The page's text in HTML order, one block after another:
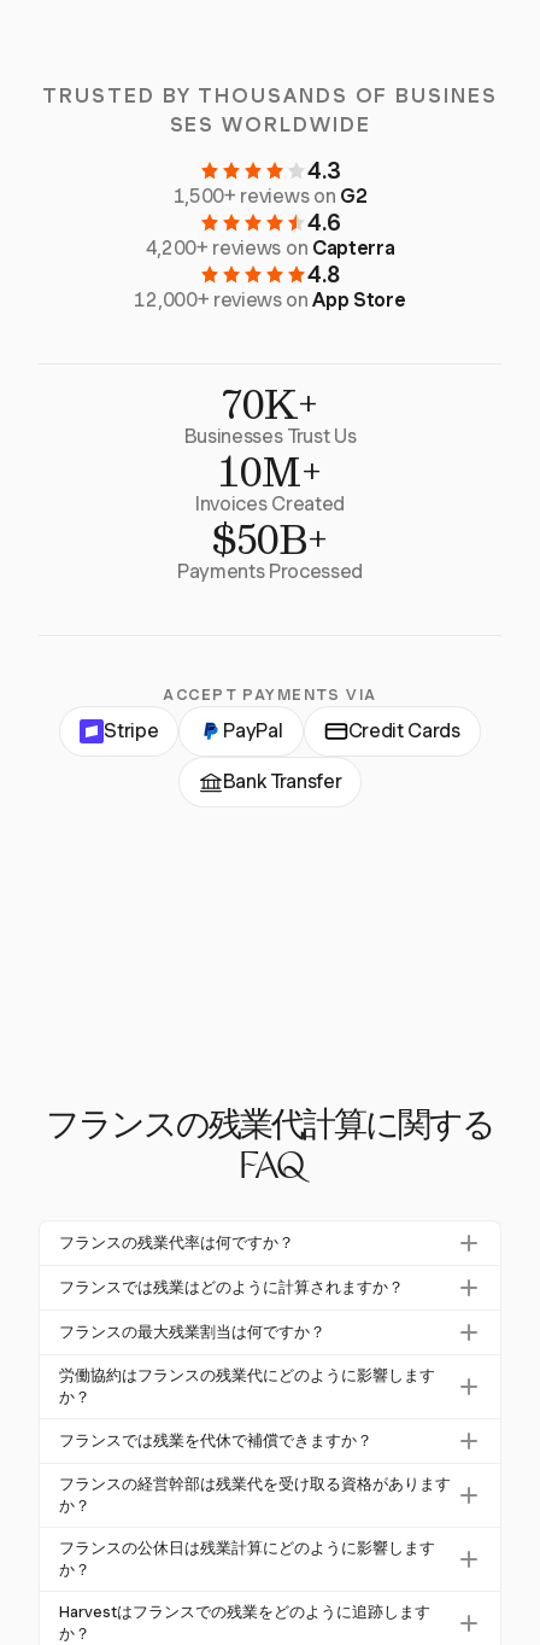
TRUSTED BY THOUSANDS OF BUSINES
SES WORLDWIDE
4.3
1,500+ reviews on G2
4.6
4,200+ reviews on Capterra
4.8
12,000+ reviews onApp Store
70K+
Businesses Trust Us
10M+
Invoices Created
$50B+
Payments Processed
ACCEPT PAYMENTS VIA
Stripe PayPal Credit Cards
Bank Transfer
フランスの残業代計算に関する
FAQ
フランスの残業代率は何ですか？
フランスでは、最初の8時間の残業は通常、通常の賃
0％のプレミアムで支払われます。労働協約はこれら
増加にはできません。
フランスでは残業はどのように計算されますか？
フランスでは、残業は週単位で計算され、週35時間
残業は25％のプレミアムで支払われ、それ以降の時
間は50％の増加が適用されます。労働協約はこれら
の計算を調整することがあります。
フランスの最大残業割当は何ですか？
フランスの標準年間残業割当は220時間です。この割
当を超える場合、雇用主は残業代に加えて「コンテ
ばれる追加の補償休暇を提供する必要があります。
労働協約はフランスの残業代にどのように影響します
か？
労働協約は、標準レートの10％以上の残業レートを
法や、年間の代替割当を定義することもできます。
フランスでは残業を代休で補償できますか？
はい、代休（「レポ・コンペンセトワール・ド・ラ
ンプラース」）は、労働協約で許可されている場合
払いの補足が必要です。
フランスの経営幹部は残業代を受け取る資格があります
か？
経営幹部（「カドレ・ディレジャン」）は、通常、
自律性のために残業代から免除されます。代わり
す。
フランスの公休日は残業計算にどのように影響します
か？
公休日は通常、働かない限り残業にはカウントされ
ません。ただし、5月1日のような休日に働いた場合
Harvestはフランスでの残業をどのように追跡します
か？